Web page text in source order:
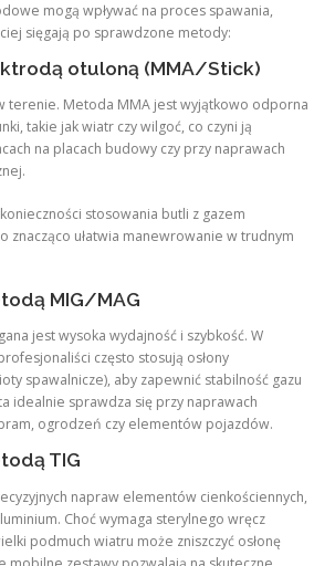
mogą wpływać na proces spawania,
sięgają po sprawdzone metody:
otuloną (MMA/Stick)
terenie. Metoda MMA jest wyjątkowo odporna
takie jak wiatr czy wilgoć, co czyni ją
na placach budowy czy przy naprawach
stosowania butli z gazem
znacząco ułatwia manewrowanie w trudnym
MIG/MAG
jest wysoka wydajność i szybkość. W
często stosują osłony
spawalnicze), aby zapewnić stabilność gazu
idealnie sprawdza się przy naprawach
ogrodzeń czy elementów pojazdów.
TIG
napraw elementów cienkościennych,
Choć wymaga sterylnego wręcz
podmuch wiatru może zniszczyć osłonę